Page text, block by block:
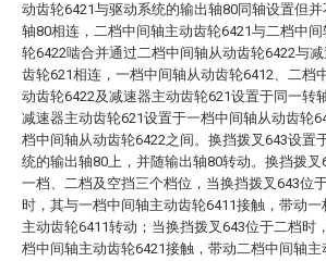
动齿轮6421与驱动系统的输出轴80同轴设置但并
轴80相连，二档中间轴主动齿轮6421与二档中
轮6422啮合并通过二档中间轴从动齿轮6422与
齿轮621相连，一档中间轴从动齿轮6412、二档
动齿轮6422及减速器主动齿轮621设置于同一转
减速器主动齿轮621设置于一档中间轴从动齿轮
档中间轴从动齿轮6422之间。换挡拨叉643设置
统的输出轴80上，并随输出轴80转动。换挡拨叉
一档、二档及空挡三个档位，当换挡拨叉643位
时，其与一档中间轴主动齿轮6411接触，带动一
主动齿轮6411转动；当换挡拨叉643位于二档时
档中间轴主动齿轮6421接触，带动二档中间轴主